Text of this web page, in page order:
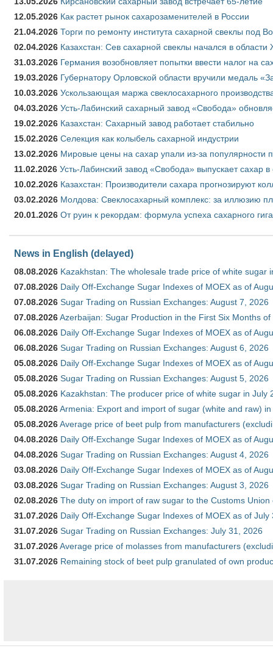
12.05.2026 Как растет рынок сахарозаменителей в России
21.04.2026 Торги по ремонту института сахарной свеклы под
02.04.2026 Казахстан: Сев сахарной свеклы начался в области
31.03.2026 Германия возобновляет попытки ввести налог на
19.03.2026 Губернатору Орловской области вручили медаль
10.03.2026 Ускользающая маржа свеклосахарного
04.03.2026 Усть-Лабинский сахарный завод «Свобода»
19.02.2026 Казахстан: Сахарный завод работает стабильно
15.02.2026 Селекция как колыбель сахарной индустрии
13.02.2026 Мировые цены на сахар упали из-за популярности
11.02.2026 Усть-Лабинский завод «Свобода» выпускает сахар в
10.02.2026 Казахстан: Производители сахара прогнозируют
03.02.2026 Молдова: Свеклосахарный комплекс: за иллюзию
20.01.2026 От руин к рекордам: формула успеха сахарного
News in English (delayed)
08.08.2026 Kazakhstan: The wholesale trade price of white sugar
07.08.2026 Daily Off-Exchange Sugar Indexes of MOEX as of
07.08.2026 Sugar Trading on Russian Exchanges: August 7, 2026
07.08.2026Azerbaijan: Sugar Production in the First Six Months of
06.08.2026 Daily Off-Exchange Sugar Indexes of MOEX as of
06.08.2026 Sugar Trading on Russian Exchanges: August 6, 2026
05.08.2026 Daily Off-Exchange Sugar Indexes of MOEX as of
05.08.2026 Sugar Trading on Russian Exchanges: August 5, 2026
05.08.2026 Kazakhstan: The producer price of white sugar in July
05.08.2026Armenia: Export and import of sugar (white and raw)
05.08.2026Average price of beet pulp from manufacturers
04.08.2026 Daily Off-Exchange Sugar Indexes of MOEX as of
04.08.2026 Sugar Trading on Russian Exchanges: August 4, 2026
03.08.2026 Daily Off-Exchange Sugar Indexes of MOEX as of
03.08.2026 Sugar Trading on Russian Exchanges: August 3, 2026
02.08.2026 The duty on import of raw sugar to the Customs
31.07.2026 Daily Off-Exchange Sugar Indexes of MOEX as of July
31.07.2026 Sugar Trading on Russian Exchanges: July 31, 2026
31.07.2026Average price of molasses from manufacturers
31.07.2026 Remaining stock of beet pulp granulated of own